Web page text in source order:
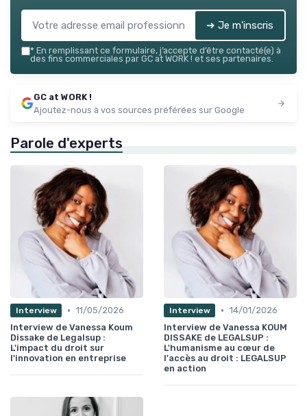
➔ Je m'inscris
* En remplissant ce formulaire, j’accepte d’être contacté(e) à
des fins commerciales par GC at WORK ! et ses partenaires.
GC at WORK !
Ajoutez-nous à vos sources préférées sur Google
Parole d'experts
Interview • 11/05/2026
Interview de Vanessa Koum
Dissake de Legalsup :
L'impact du droit sur
l'innovation en entreprise
Interview • 14/01/2026
Interview de Vanessa KOUM
DISSAKE de LEGALSUP :
L'humanisme au cœur de
l'accès au droit : LEGALSUP
en action